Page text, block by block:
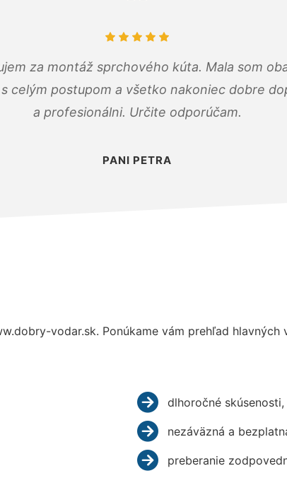
za montáž sprchového kúta. Mala som
celým postupom a všetko nakoniec dobre
a profesionálni. Určite odporúčam.
PANI PETRA
vodar.sk. Ponúkame vám prehľad
dlhoročné
nezáväzná a
preberanie